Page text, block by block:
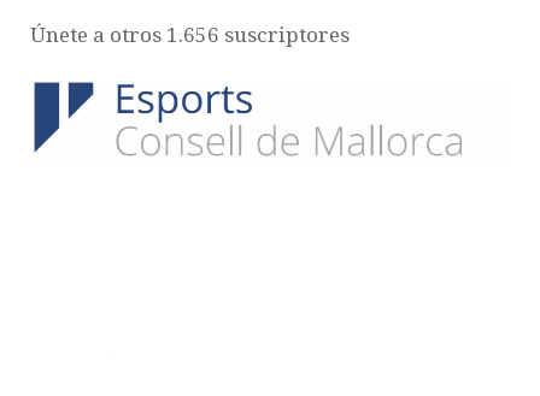
Únete a otros 1.656 suscriptores